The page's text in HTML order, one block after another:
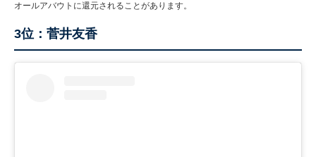
オールアバウトに還元されることがあります。
3位：菅井友香